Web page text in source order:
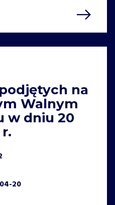
na
Walnym
w dniu 20
20